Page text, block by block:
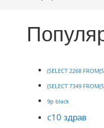
(SELECT 2268
(SELECT 7349
9p black
c10 здрав